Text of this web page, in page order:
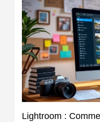
Lightroom :